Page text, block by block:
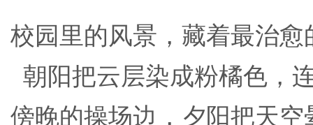
校园里的风景，藏着最治
朝阳把云层染成粉橘色，
傍晚的操场边，夕阳把天